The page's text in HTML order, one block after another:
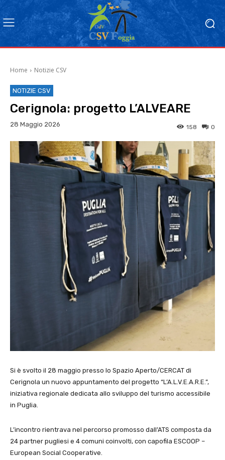
Home Notizie CSV
NOTIZIE CSV
Cerignola: progetto L’ALVEARE
28 Maggio 2026 0
158
Si è svolto il 28 maggio presso lo Spazio Aperto/CERCAT di
Cerignola un nuovo appuntamento del progetto “L’A.L.V.E.A.R.E.”,
iniziativa regionale dedicata allo sviluppo del turismo accessibile
in Puglia.
L’incontro rientrava nel percorso promosso dall’ATS composta da
24 partner pugliesi e 4 comuni coinvolti, con capofila ESCOOP –
European Social Cooperative.